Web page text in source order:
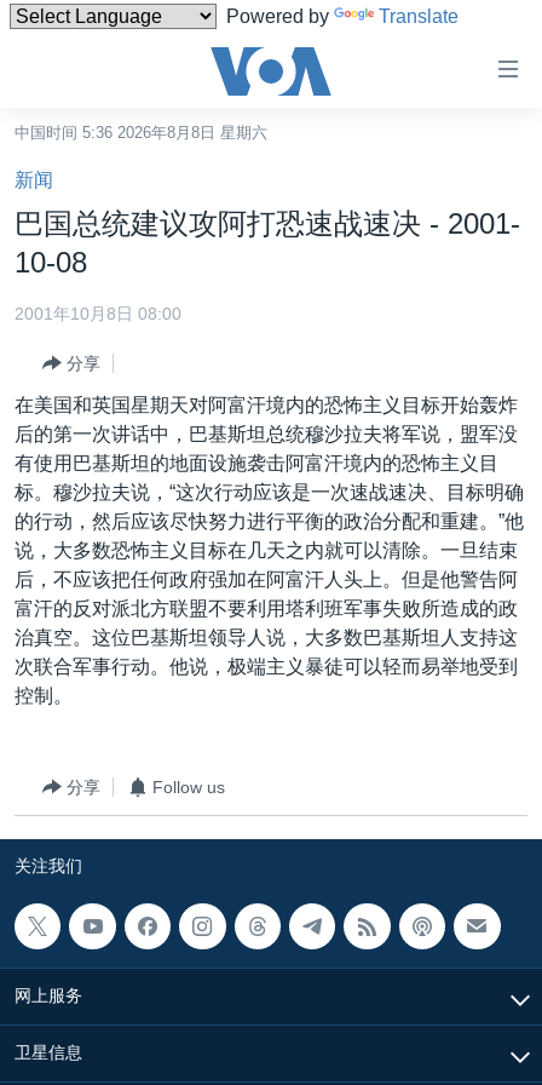
Powered by Translate
碍
链
接
跳
转
内
转
到
导
航
跳
转
到
检
索
国际
最新国际新闻
印太
中东
欧洲
非洲
美洲
全球议题
分类新闻
经济·金融·贸易
人权·法律·宗教
科教·文娱·体健
军事
劳工
环境
美中关系
热点专题
白宫要闻
国会报道
美中关系
美国建国250周年
重要讲话与声明
台海两岸关系
南中国海争端
关注西藏
关注新疆
GEN Z 看美国
VOA视频
VOA今日焦点
中文广播
关注我们
其他语言网站
中国时间 5:36 2026年8月8日 星期六
新闻
巴国总统建议攻阿打恐速战速决 - 2001-
10-08
2001年10月8日 08:00
分享
在美国和英国星期天对阿富汗境内的恐怖主义目标开始轰炸
后的第一次讲话中，巴基斯坦总统穆沙拉夫将军说，盟军没
有使用巴基斯坦的地面设施袭击阿富汗境内的恐怖主义目
标。穆沙拉夫说，“这次行动应该是一次速战速决、目标明确
的行动，然后应该尽快努力进行平衡的政治分配和重建。”他
说，大多数恐怖主义目标在几天之内就可以清除。一旦结束
后，不应该把任何政府强加在阿富汗人头上。但是他警告阿
富汗的反对派北方联盟不要利用塔利班军事失败所造成的政
治真空。这位巴基斯坦领导人说，大多数巴基斯坦人支持这
次联合军事行动。他说，极端主义暴徒可以轻而易举地受到
控制。
分享 Follow us
关注我们
网上服务
卫星信息